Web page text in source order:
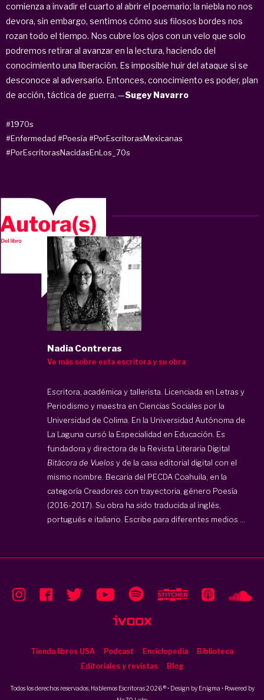
comienza a invadir el cuarto al abrir el poemario; la niebla no nos
devora, sin embargo, sentimos cómo sus filosos bordes nos
rozan todo el tiempo. Nos cubre los ojos con un velo que solo
podremos retirar al avanzar en la lectura, haciendo del
conocimiento una liberación. Es imposible huir del ataque si se
desconoce al adversario. Entonces, conocimiento es poder, plan
de acción, táctica de guerra. —Sugey Navarro
#1970s
#Enfermedad #Poesía #PorEscritorasMexicanas
#PorEscritorasNacidasEnLos_70s
Nadia Contreras
Ve más sobre esta escritora y su obra
Escritora, académica y tallerista. Licenciada en Letras y
Periodismo y maestra en Ciencias Sociales por la
Universidad de Colima. En la Universidad Autónoma de
La Laguna cursó la Especialidad en Educación. Es
fundadora y directora de la Revista Literaria Digital
Bitácora de Vuelos y de la casa editorial digital con el
mismo nombre. Becaria del PECDA Coahuila, en la
categoría Creadores con trayectoria, género Poesía
(2016-2017). Su obra ha sido traducida al inglés,
portugués e italiano. Escribe para diferentes medios ...
Tienda libros USA Podcast Enciclopedia
Biblioteca
Editoriales y revistas
Blog
Todos los derechos reservados, Hablemos Escritoras 2026 ® • Design by Enigma • Powered by